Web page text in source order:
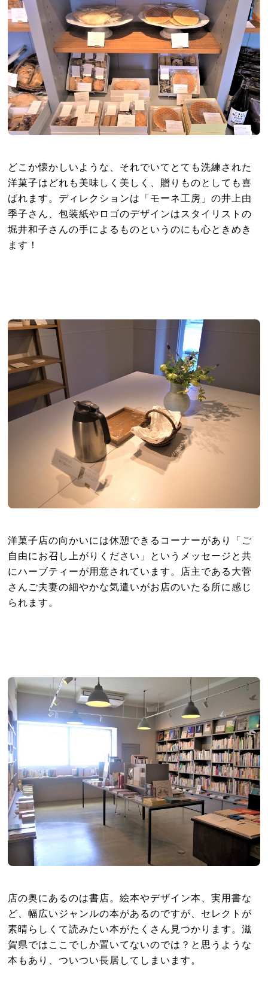
どこか懐かしいような、それでいてとても洗練された
洋菓子はどれも美味しく美しく、贈りものとしても喜
ばれます。ディレクションは「モーネ工房」の井上由
季子さん、包装紙やロゴのデザインはスタイリストの
堀井和子さんの手によるものというのにも心ときめき
ます！
洋菓子店の向かいには休憩できるコーナーがあり「ご
自由にお召し上がりください」というメッセージと共
にハーブティーが用意されています。店主である大菅
さんご夫妻の細やかな気遣いがお店のいたる所に感じ
られます。
店の奥にあるのは書店。絵本やデザイン本、実用書な
ど、幅広いジャンルの本があるのですが、セレクトが
素晴らしくて読みたい本がたくさん見つかります。滋
賀県ではここでしか置いてないのでは？と思うような
本もあり、ついつい長居してしまいます。